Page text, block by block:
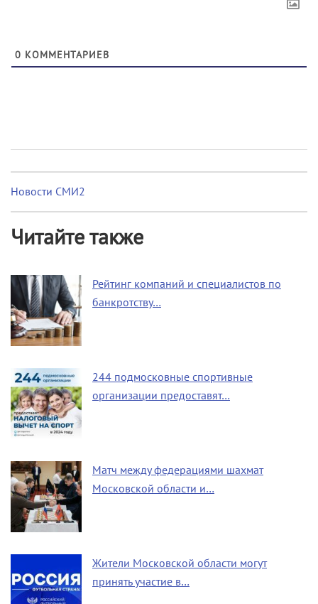
0 КОММЕНТАРИЕВ
Новости СМИ2
Читайте также
Рейтинг компаний и специалистов по
банкротству…
244 подмосковные спортивные
организации предоставят…
Матч между федерациями шахмат
Московской области и…
Жители Московской области могут
принять участие в…